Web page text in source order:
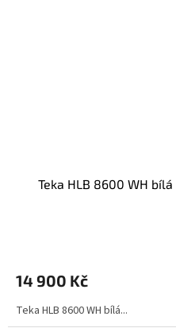
Teka HLB 8600 WH bílá
14 900 Kč
Teka HLB 8600 WH bílá...